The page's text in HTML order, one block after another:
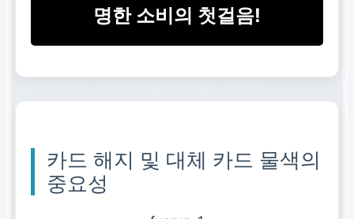
명한 소비의 첫걸음!
카드 해지 및 대체 카드 물색의
중요성